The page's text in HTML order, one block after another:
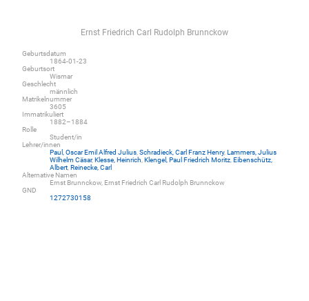
Ernst Friedrich Carl Rudolph Brunnckow
Geburtsdatum
1864-01-23
Geburtsort
Wismar
Geschlecht
männlich
Matrikelnummer
3605
Immatrikuliert
1882–1884
Rolle
Student/in
Lehrer/innen
Paul, Oscar Emil Alfred Julius Schradieck, Carl Franz Henry, Lammers, Julius
Wilhelm Cäsar,Klesse, Heinrich Klengel, Paul Friedrich Moritz Eibenschütz,
Albert Reinecke, Carl
Alternative Namen
Ernst Brunnckow, Ernst Friedrich Carl Rudolph Brunnckow
GND
1272730158